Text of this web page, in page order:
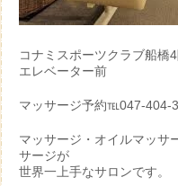
コナミスポーツクラブ船橋
エレベーター前
マッサージ予約℡047-404-
マッサージ・オイルマッサ
サージが
世界一上手なサロンです。